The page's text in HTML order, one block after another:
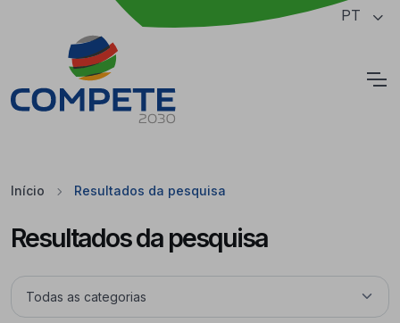
Saltar para o conteúdo principal da página PT
Início Resultados da pesquisa
Resultados da pesquisa